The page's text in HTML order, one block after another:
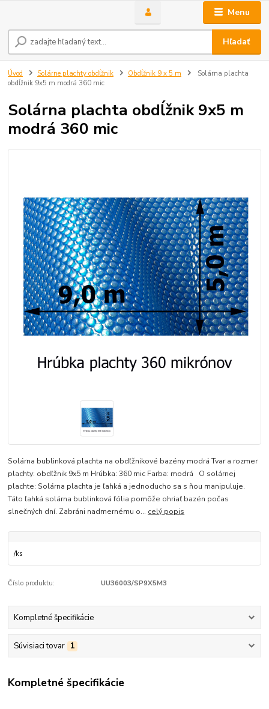
Menu
Hľadať
Úvod Solárne plachty obdĺžnik Obdĺžnik 9 x 5 m
Solárna plachta
obdĺžnik 9x5 m modrá 360 mic
Solárna plachta obdĺžnik 9x5 m
modrá 360 mic
Solárna bublinková plachta na obdľžnikové bazény modrá Tvar a rozmer
plachty: obdľžnik 9x5 m Hrúbka: 360 mic Farba: modrá O solárnej
plachte: Solárna plachta je ľahká a jednoducho sa s ňou manipuluje.
Táto ľahká solárna bublinková fólia pomôže ohriať bazén počas
slnečných dní. Zabráni nadmernému o... celý popis
/ks
Číslo produktu: UU36003/SP9X5M3
Kompletné špecifikácie
Súvisiaci tovar 1
Kompletné špecifikácie